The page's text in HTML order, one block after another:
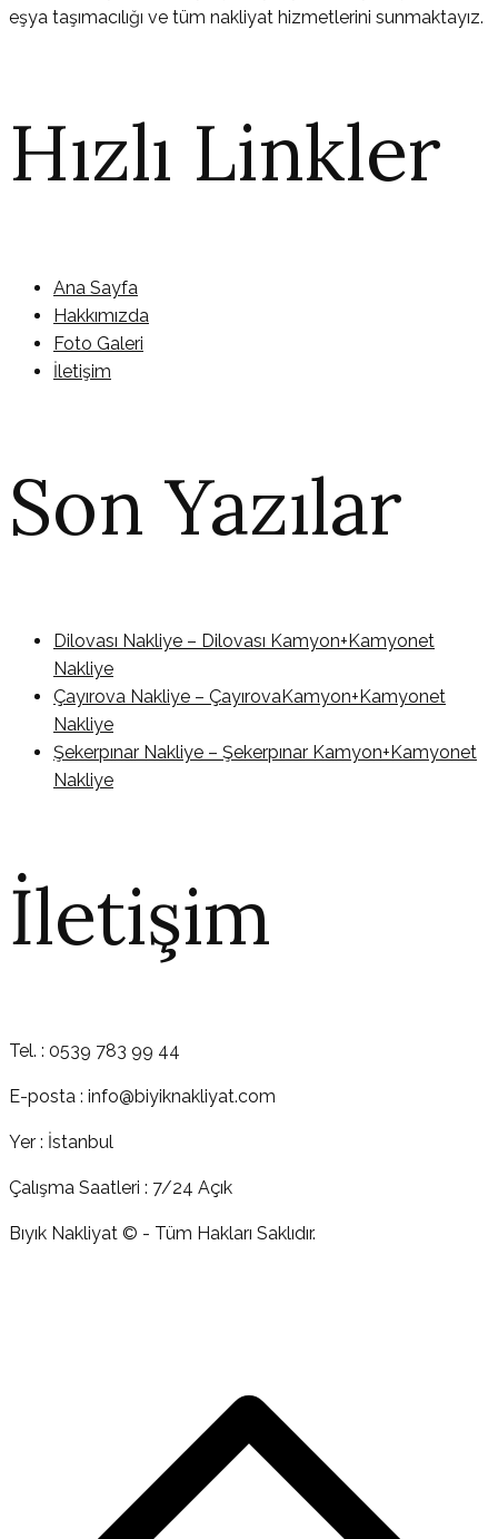
eşya taşımacılığı ve tüm nakliyat hizmetlerini sunmaktayız.
Hızlı Linkler
Ana Sayfa
Hakkımızda
Foto Galeri
İletişim
Son Yazılar
Dilovası Nakliye – Dilovası Kamyon+Kamyonet
Nakliye
Çayırova Nakliye – ÇayırovaKamyon+Kamyonet
Nakliye
Şekerpınar Nakliye – Şekerpınar Kamyon+Kamyonet
Nakliye
İletişim
Tel. : 0539 783 99 44
E-posta : info@biyiknakliyat.com
Yer : İstanbul
Çalışma Saatleri : 7/24 Açık
Bıyık Nakliyat © - Tüm Hakları Saklıdır.